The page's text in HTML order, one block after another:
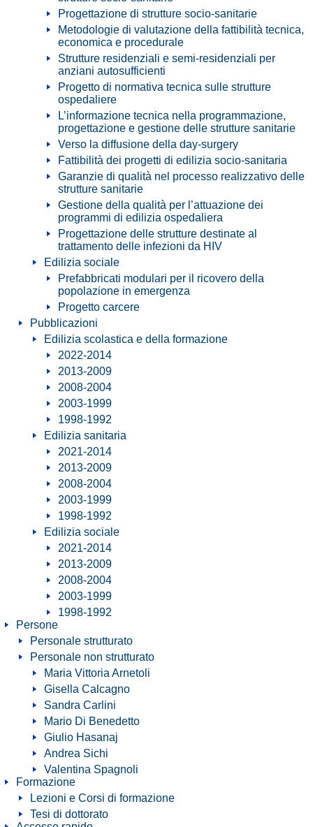
Progettazione di strutture socio-sanitarie
Metodologie di valutazione della fattibilità tecnica,
economica e procedurale
Strutture residenziali e semi-residenziali per
anziani autosufficienti
Progetto di normativa tecnica sulle strutture
ospedaliere
L’informazione tecnica nella programmazione,
progettazione e gestione delle strutture sanitarie
Verso la diffusione della day-surgery
Fattibilità dei progetti di edilizia socio-sanitaria
Garanzie di qualità nel processo realizzativo delle
strutture sanitarie
Gestione della qualità per l’attuazione dei
programmi di edilizia ospedaliera
Progettazione delle strutture destinate al
trattamento delle infezioni da HIV
Edilizia sociale
Prefabbricati modulari per il ricovero della
popolazione in emergenza
Progetto carcere
Pubblicazioni
Edilizia scolastica e della formazione
2022-2014
2013-2009
2008-2004
2003-1999
1998-1992
Edilizia sanitaria
2021-2014
2013-2009
2008-2004
2003-1999
1998-1992
Edilizia sociale
2021-2014
2013-2009
2008-2004
2003-1999
1998-1992
Persone
Personale strutturato
Personale non strutturato
Maria Vittoria Arnetoli
Gisella Calcagno
Sandra Carlini
Mario Di Benedetto
Giulio Hasanaj
Andrea Sichi
Valentina Spagnoli
Formazione
Lezioni e Corsi di formazione
Tesi di dottorato